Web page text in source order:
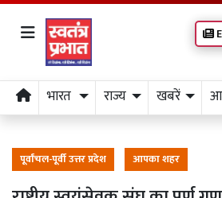
भारत राज्य खबरें
पूर्वांचल-पूर्वी उत्तर प्रदेश आपका शहर